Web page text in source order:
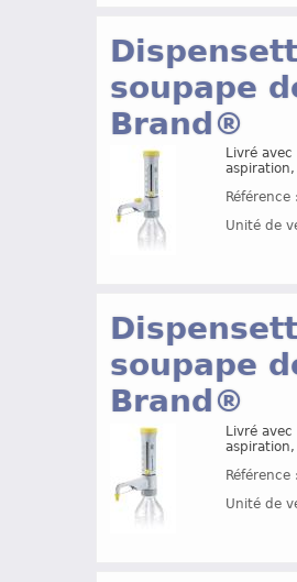
soupape
Brand®
Livré
Unité de
soupape
Brand®
Livré
Unité de